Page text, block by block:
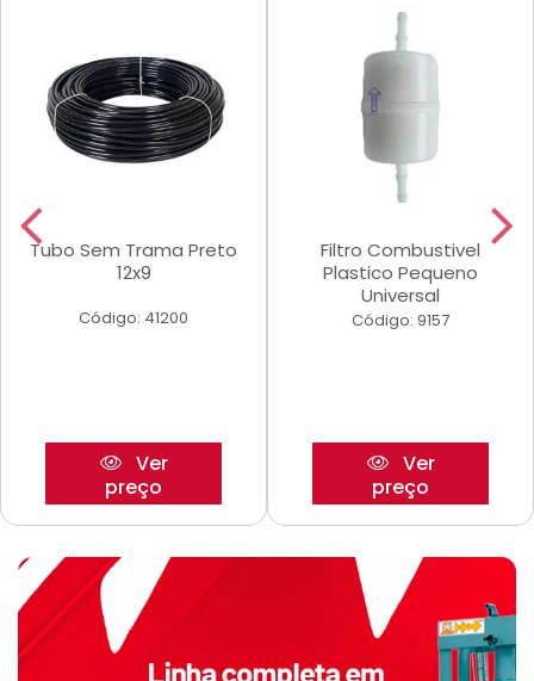
Tubo Sem Trama Preto
12x9
Código: 41200
Ver
preço
Filtro Combustivel
Plastico Pequeno
Universal
Código: 9157
Ver
preço